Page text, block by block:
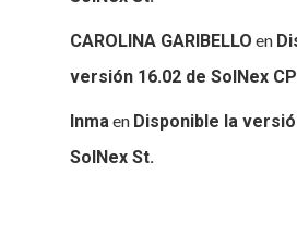
CAROLINA GARIBELLO en
versión 16.02 de SolNex
Inmaen Disponible la
SolNex St.